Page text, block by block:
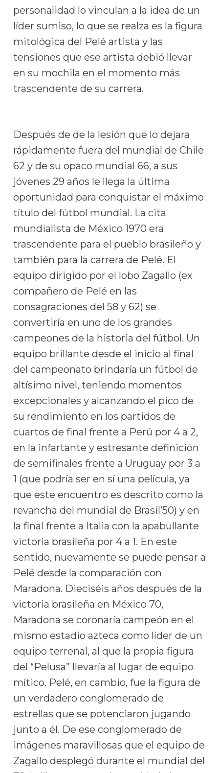
personalidad lo vinculan a la idea de un
líder sumiso, lo que se realza es la figura
mitológica del Pelé artista y las
tensiones que ese artista debió llevar
en su mochila en el momento más
trascendente de su carrera.
Después de de la lesión que lo dejara
rápidamente fuera del mundial de Chile
62 y de su opaco mundial 66, a sus
jóvenes 29 años le llega la última
oportunidad para conquistar el máximo
título del fútbol mundial. La cita
mundialista de México 1970 era
trascendente para el pueblo brasileño y
también para la carrera de Pelé. El
equipo dirigido por el lobo Zagallo (ex
compañero de Pelé en las
consagraciones del 58 y 62) se
convertiría en uno de los grandes
campeones de la historia del fútbol. Un
equipo brillante desde el inicio al final
del campeonato brindaría un fútbol de
altísimo nivel, teniendo momentos
excepcionales y alcanzando el pico de
su rendimiento en los partidos de
cuartos de final frente a Perú por 4 a 2,
en la infartante y estresante definición
de semifinales frente a Uruguay por 3 a
1 (que podría ser en sí una película, ya
que este encuentro es descrito como la
revancha del mundial de Brasil’50) y en
la final frente a Italia con la apabullante
victoria brasileña por 4 a 1. En este
sentido, nuevamente se puede pensar a
Pelé desde la comparación con
Maradona. Dieciséis años después de la
victoria brasileña en México 70,
Maradona se coronaría campeón en el
mismo estadio azteca como líder de un
equipo terrenal, al que la propia figura
del “Pelusa” llevaría al lugar de equipo
mítico. Pelé, en cambio, fue la figura de
un verdadero conglomerado de
estrellas que se potenciaron jugando
junto a él. De ese conglomerado de
imágenes maravillosas que el equipo de
Zagallo desplegó durante el mundial del